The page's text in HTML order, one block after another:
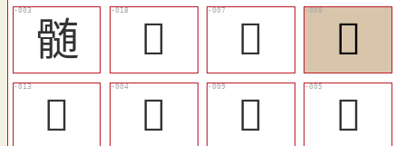
髄
󶲯 𩪏
󶲩
󶲬
𩪦 󶲪 𩪷